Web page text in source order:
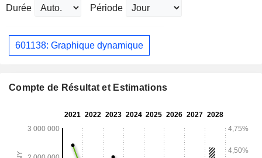
Durée Période
601138: Graphique dynamique
Compte de Résultat et Estimations